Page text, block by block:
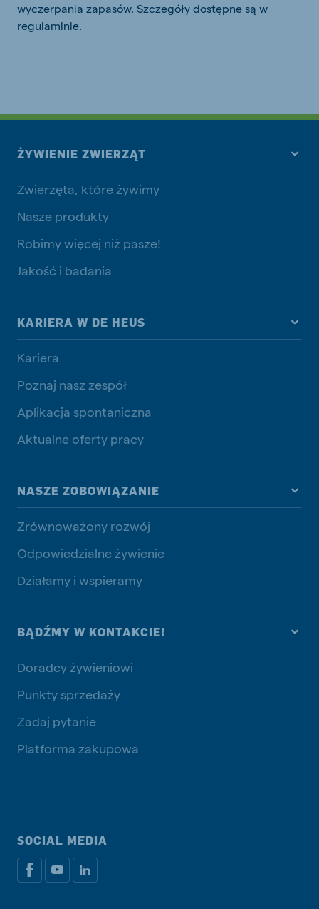
wyczerpania zapasów. Szczegóły dostępne są w
regulaminie
ŻYWIENIE ZWIERZĄT
Zwierzęta, które żywimy
Nasze produkty
Robimy więcej niż pasze!
Jakość i badania
KARIERA W DE HEUS
Kariera
Poznaj nasz zespół
Aplikacja spontaniczna
Aktualne oferty pracy
NASZE ZOBOWIĄZANIE
Zrównoważony rozwój
Odpowiedzialne żywienie
Działamy i wspieramy
BĄDŹMY W KONTAKCIE!
Doradcy żywieniowi
Punkty sprzedaży
Zadaj pytanie
Platforma zakupowa
SOCIAL MEDIA